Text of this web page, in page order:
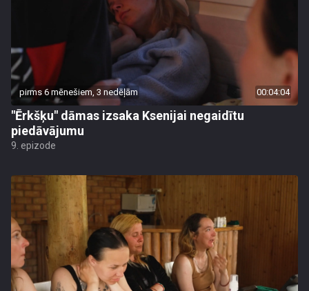
pirms 6 mēnešiem, 3 nedēļām 00:04:04
"Ērkšķu" dāmas izsaka Ksenijai negaidītu
piedāvājumu
9. epizode